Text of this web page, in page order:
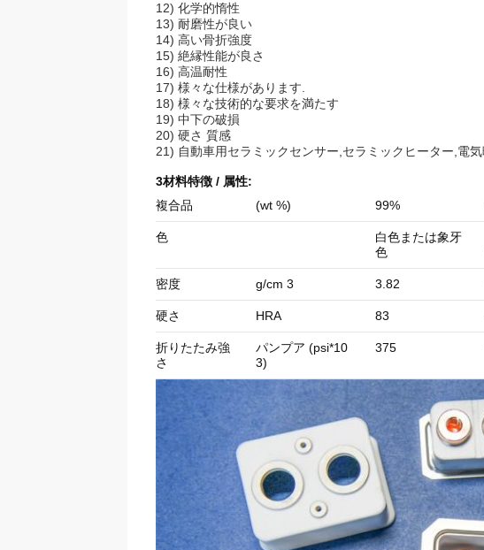
12) 化学的惰性
13) 耐磨性が良い
14) 高い骨折強度
15) 絶縁性能が良さ
16) 高温耐性
17) 様々な仕様があります.
18) 様々な技術的な要求を満たす
19) 中下の破損
20) 硬さ 質感
21) 自動車用セラミックセンサー,セラミックヒーター,電
3材料特徴 / 属性:
複合品
(wt %) 99%
色
白色または象牙
色
密度 g/cm 3 3.82
硬さ HRA 83
折りたたみ強
さ
パンプア (psi*10
3)
375